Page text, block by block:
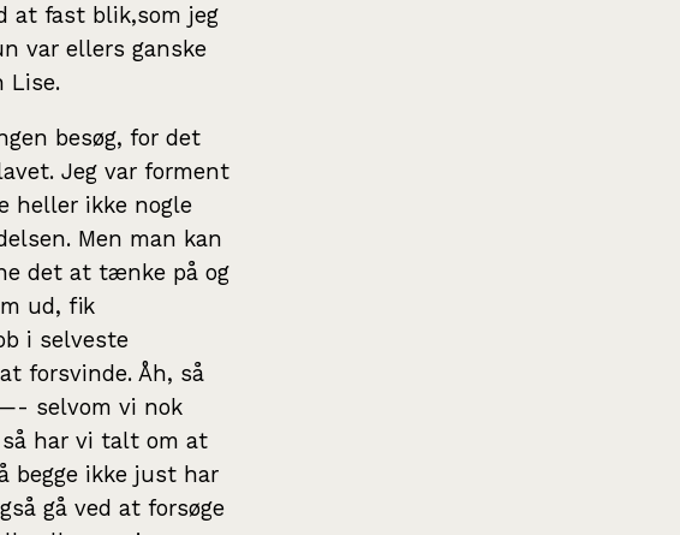
at fast blik,som jeg
var ellers ganske
Lise.
besøg, for det
Jeg var forment
heller ikke nogle
Men man kan
det at tænke på og
ud, fik
i selveste
forsvinde. Åh, så
selvom vi nok
har vi talt om at
begge ikke just har
gå ved at forsøge